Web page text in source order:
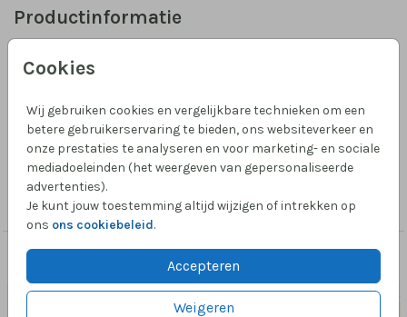
Cookies
Wij gebruiken cookies en vergelijkbare technieken om een
betere gebruikerservaring te bieden, ons websiteverkeer en
onze prestaties te analyseren en voor marketing- en sociale
mediadoeleinden (het weergeven van gepersonaliseerde
advertenties).
Je kunt jouw toestemming altijd wijzigen of intrekken op
ons ons cookiebeleid.
Accepteren
Weigeren
Productinformatie
Omschrijving
letters kunt aanpassen met de editor, en de kleuren!
Maak het perfecte kaartje voor jouw lieve moeder.
Collectie
Wenskaart
Dit vind je misschien ook leuk